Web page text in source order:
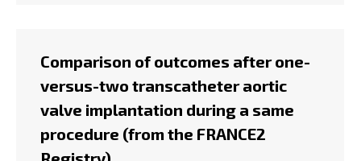
Comparison of outcomes after one-
versus-two transcatheter aortic
valve implantation during a same
procedure (from the FRANCE2